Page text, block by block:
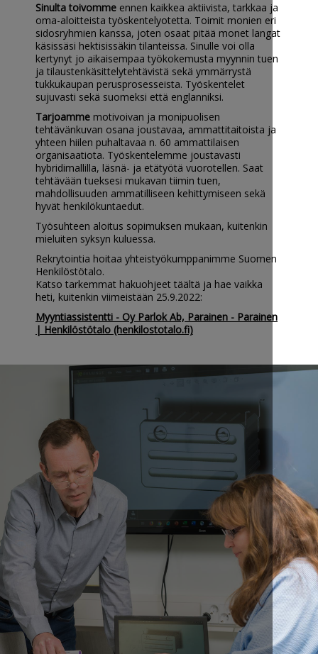
Sinulta toivomme ennen kaikkea aktiivista, tarkkaa ja
oma-aloitteista työskentelyotetta. Toimit monien eri
sidosryhmien kanssa, joten osaat pitää monet langat
käsissäsi hektisissäkin tilanteissa. Sinulle voi olla
kertynyt jo aikaisempaa työkokemusta myynnin tuen
ja tilaustenkäsittelytehtävistä sekä ymmärrystä
tukkukaupan perusprosesseista. Työskentelet
sujuvasti sekä suomeksi että englanniksi.
Tarjoamme motivoivan ja monipuolisen
tehtävänkuvan osana joustavaa, ammattitaitoista ja
yhteen hiilen puhaltavaa n. 60 ammattilaisen
organisaatiota. Työskentelemme joustavasti
hybridimallilla, läsnä- ja etätyötä vuorotellen. Saat
tehtävään tueksesi mukavan tiimin tuen,
mahdollisuuden ammatilliseen kehittymiseen sekä
hyvät henkilökuntaedut.
Työsuhteen aloitus sopimuksen mukaan, kuitenkin
mieluiten syksyn kuluessa.
Rekrytointia hoitaa yhteistyökumppanimme Suomen
Henkilöstötalo.
Katso tarkemmat hakuohjeet täältä ja hae vaikka
heti, kuitenkin viimeistään 25.9.2022:
Myyntiassistentti - Oy Parlok Ab, Parainen - Parainen
| Henkilöstötalo (henkilostotalo.fi)